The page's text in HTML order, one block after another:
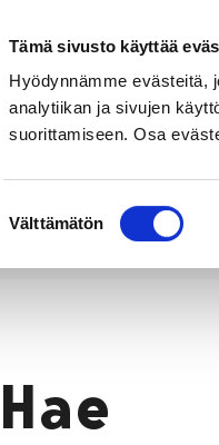
Tämä sivusto käyttää
Hyödynnämme evästeitä,
analytiikan ja sivujen
suorittamiseen. Osa
valinta
Välttämätön
Hae